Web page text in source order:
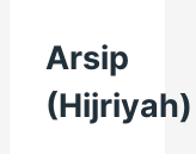
Arsip
(Hijriyah)